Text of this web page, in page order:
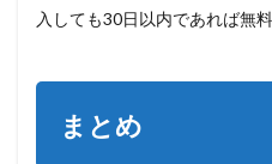
入しても30日以内であれば無
まとめ